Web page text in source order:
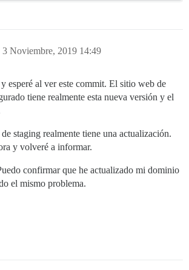
3 Noviembre, 2019 14:49
esperé al ver este commit. El sitio web de
tiene realmente esta nueva versión y el
staging realmente tiene una actualización.
y volveré a informar.
confirmar que he actualizado mi dominio
el mismo problema.